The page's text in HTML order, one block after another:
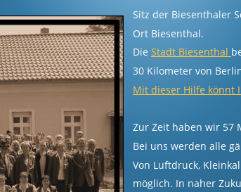
Sitz der Biesenthaler
Ort Biesenthal.
Die Stadt Biesenthal
30 Kilometer von
Mit dieser Hilfe könnt
Zur Zeit haben wir 57
Bei uns werden alle
Von Luftdruck,
möglich. In naher